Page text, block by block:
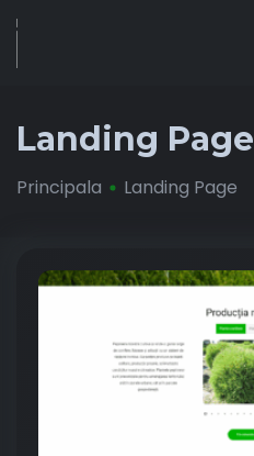
Landing Page
Principala Landing Page